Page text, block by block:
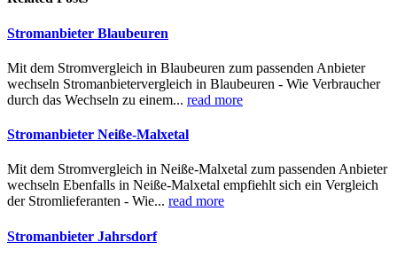
Stromanbieter Blaubeuren
Mit dem Stromvergleich in Blaubeuren zum passenden Anbieter
wechseln Stromanbietervergleich in Blaubeuren - Wie Verbraucher
durch das Wechseln zu einem... read more
Stromanbieter Neiße-Malxetal
Mit dem Stromvergleich in Neiße-Malxetal zum passenden Anbieter
wechseln Ebenfalls in Neiße-Malxetal empfiehlt sich ein Vergleich
der Stromlieferanten - Wie... read more
Stromanbieter Jahrsdorf